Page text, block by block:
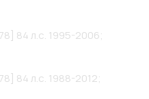
84 л.с. 1995-2006;
84 л.с. 1988-2012;